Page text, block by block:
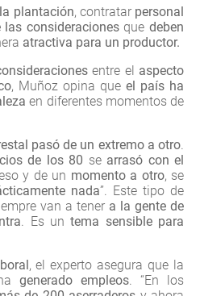
plantación, contratar personal
las consideracionesque deben
atractiva para un productor.
entre el aspecto
, Muñoz opina que el país ha
en diferentes momentos de
pasó de un extremo a otro.
de los 80 se arrasó con el
y de un momento a otro, se
nada”. Este tipo de
van a tener a la gente de
. Es untema sensible para
, el experto asegura que la
generado empleos. “En los